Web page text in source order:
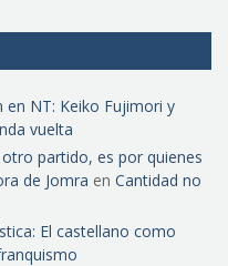
en NT: Keiko Fujimori y
vuelta
partido, es por quienes
de Jomra en Cantidad no
El castellano como